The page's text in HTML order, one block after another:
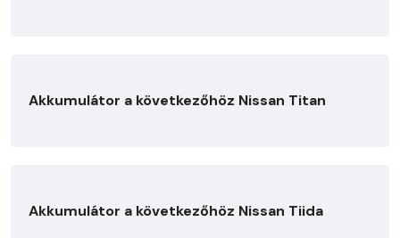
Akkumulátor a következőhöz Nissan Titan
Akkumulátor a következőhöz Nissan Tiida